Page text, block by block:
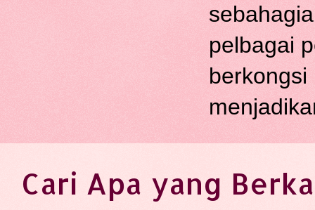
pelbagai
Cari Apa yang